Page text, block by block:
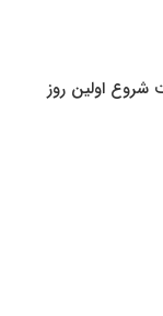
و ۳۰ و ۳۱ تیر (ساعت شروع اولین روز